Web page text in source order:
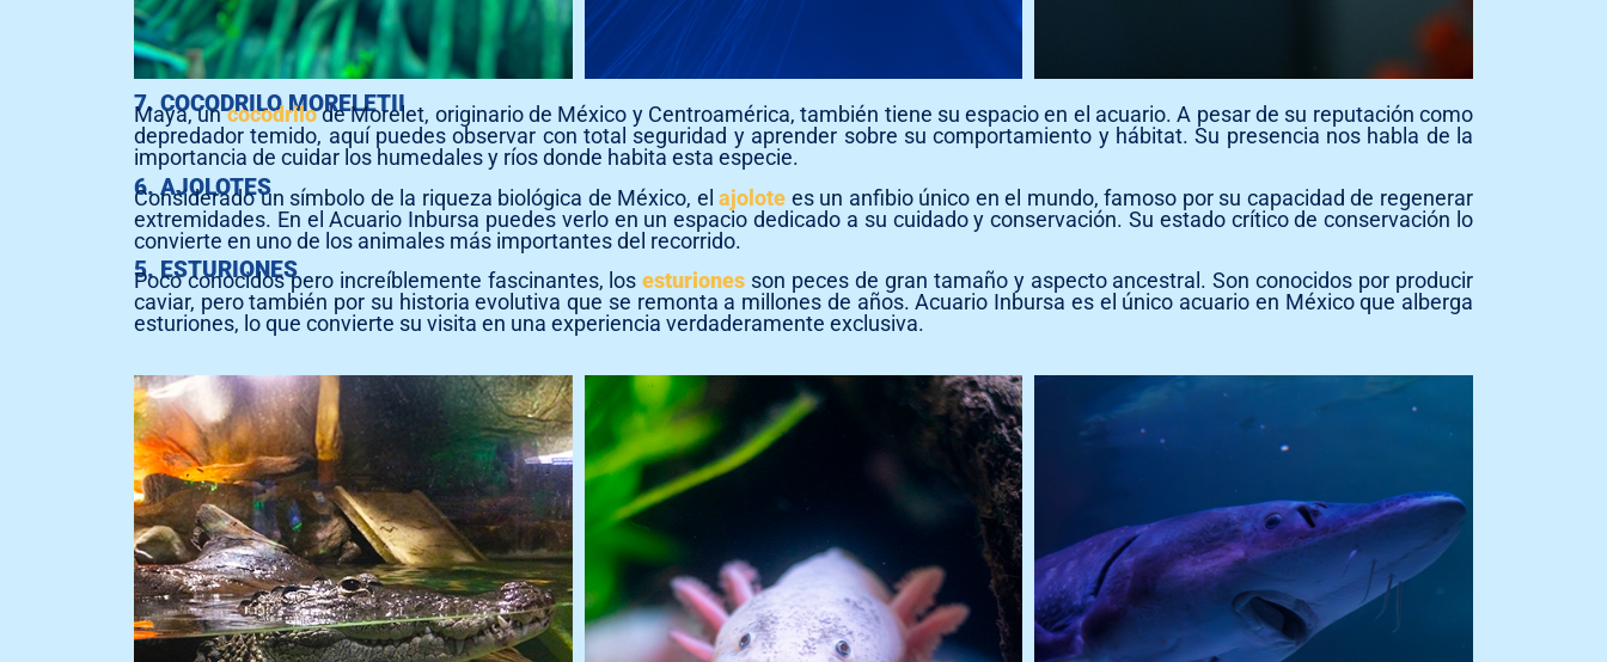
7. COCODRILO MORELETII
Maya, uncocodrilode Morelet, originario de México y Centroamérica, también tiene su espacio en el acuario. A pesar de su reputación como
depredador temido, aquí puedes observar con total seguridad y aprender sobre su comportamiento y hábitat. Su presencia nos habla de la
importancia de cuidar los humedales y ríos donde habita esta especie.
6. AJOLOTES
Considerado un símbolo de la riqueza biológica de México, elajolote es un anfibio único en el mundo, famoso por su capacidad de regenerar
extremidades. En el Acuario Inbursa puedes verlo en un espacio dedicado a su cuidado y conservación. Su estado crítico de conservación lo
convierte en uno de los animales más importantes del recorrido.
5. ESTURIONES
Poco conocidos pero increíblemente fascinantes, losesturiones son peces de gran tamaño y aspecto ancestral. Son conocidos por producir
caviar, pero también por su historia evolutiva que se remonta a millones de años. Acuario Inbursa es el único acuario en México que alberga
esturiones, lo que convierte su visita en una experiencia verdaderamente exclusiva.